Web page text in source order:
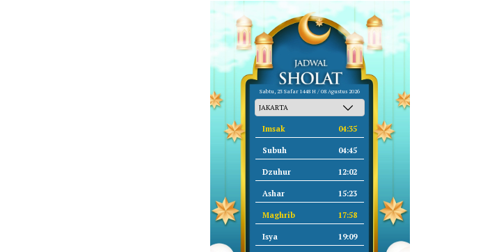
Sabtu, 23 Safar 1448 H / 08 Agustus 2026
Imsak 04:35
Subuh 04:45
Dzuhur 12:02
Ashar 15:23
Maghrib 17:58
Isya 19:09